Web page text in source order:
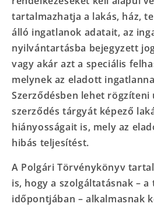
tartalmazhatja a lakás, ház,
álló ingatlanok adatait, az
nyilvántartásba bejegyzett
vagy akár azt a speciális
melynek az eladott
Szerződésben lehet rögzíteni
szerződés tárgyát képező
hiányosságait is, mely az
hibás teljesítést.
A Polgári Törvénykönyv
is, hogy a szolgáltatásnak – a
időpontjában – alkalmasnak